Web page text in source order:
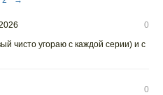
0
чисто угораю с каждой серии) и с
0